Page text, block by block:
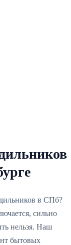
в СПб?
сильно
нельзя. Наш
бытовых